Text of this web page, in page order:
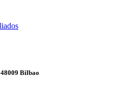
48009 Bilbao